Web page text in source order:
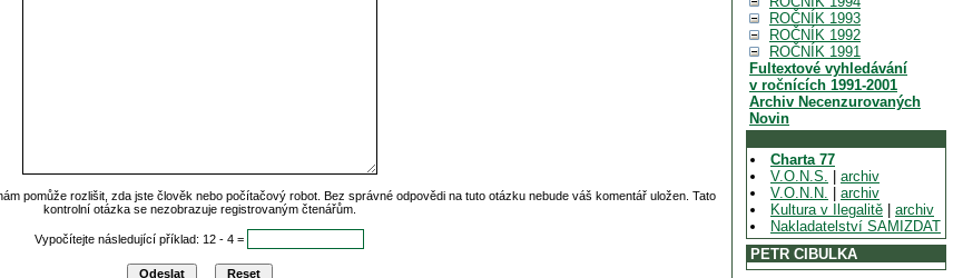
pomůže rozlišit, zda jste člověk nebo počítačový robot. Bez správné odpovědi na tuto otázku nebude váš komentář uložen. Tato
kontrolní otázka se nezobrazuje registrovaným čtenářům.
Vypočítejte následující příklad: 12 - 4 =
ROČNÍK 1993
ROČNÍK 1992
ROČNÍK 1991
Fultextové vyhledávání
v ročnících 1991-2001
Archiv Necenzurovaných
Novin
Charta 77
V.O.N.S.
archiv
V.O.N.N.
archiv
Kultura v Ilegalitě
archiv
Nakladatelství SAMIZDAT
PETR CIBULKA